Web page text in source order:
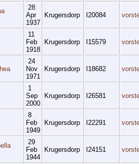
28
Apr
1937
Krugersdorp I20084
11
Feb
1918
Krugersdorp I15579
24
Nov
1971
Krugersdorp I18682
1
Sep
2000
Krugersdorp I26581
8
Feb
1949
Krugersdorp I22291
29
Feb
1944
Krugersdorp I24151